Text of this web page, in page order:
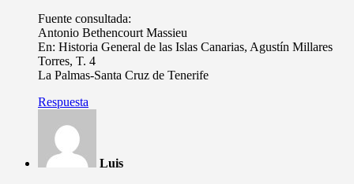
Fuente consultada:
Antonio Bethencourt Massieu
En: Historia General de las Islas Canarias, Agustín Millares
Torres, T. 4
La Palmas-Santa Cruz de Tenerife
Respuesta
Luis